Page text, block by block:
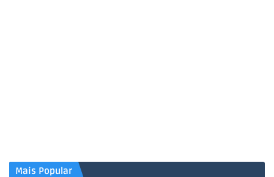
Mais Popular